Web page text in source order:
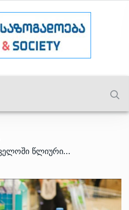
/ სექტემბერში საქართველოში წლიური ინფლაცია 0.7%-მდე შემცირდა